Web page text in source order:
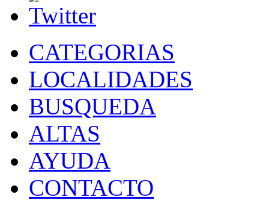
CATEGORIAS
LOCALIDADES
BUSQUEDA
ALTAS
AYUDA
CONTACTO